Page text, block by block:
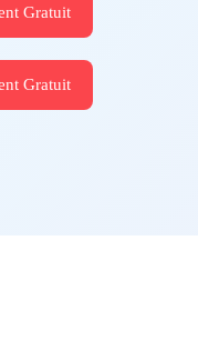
Gratuit
Gratuit